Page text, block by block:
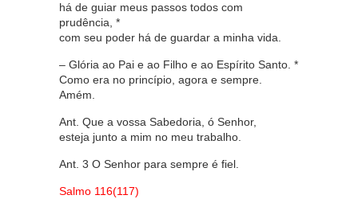
há de guiar meus passos todos com
prudência, *
com seu poder há de guardar a minha vida.
– Glória ao Pai e ao Filho e ao Espírito Santo. *
Como era no princípio, agora e sempre.
Amém.
Ant. Que a vossa Sabedoria, ó Senhor,
esteja junto a mim no meu trabalho.
Ant. 3 O Senhor para sempre é fiel.
Salmo 116(117)